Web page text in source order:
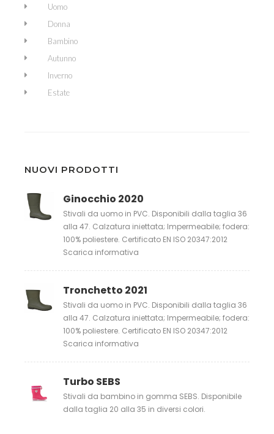
Uomo
Donna
Bambino
Autunno
Inverno
Estate
NUOVI PRODOTTI
Ginocchio 2020
Stivali da uomo in PVC. Disponibili dalla taglia 36
alla 47. Calzatura iniettata; Impermeabile; fodera:
100% poliestere. Certificato EN ISO 20347:2012
Scarica informativa
Tronchetto 2021
Stivali da uomo in PVC. Disponibili dalla taglia 36
alla 47. Calzatura iniettata; Impermeabile; fodera:
100% poliestere. Certificato EN ISO 20347:2012
Scarica informativa
Turbo SEBS
Stivali da bambino in gomma SEBS. Disponibile
dalla taglia 20 alla 35 in diversi colori.